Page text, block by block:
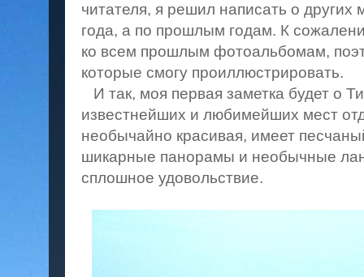
читателя, я решил написать о других
года, а по прошлым годам. К
ко всем прошлым фотоальбомам,
которые смогу проиллюстрировать.
И так, моя первая заметка будет о
известнейших и любимейших мест
необычайно красивая, имеет
шикарные панорамы и необычные
сплошное удовольствие.